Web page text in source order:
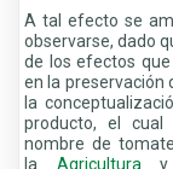
A tal efecto se
observarse, dado
de los efectos
en la preservación
la
producto, el cual
nombre de
la Agricultura